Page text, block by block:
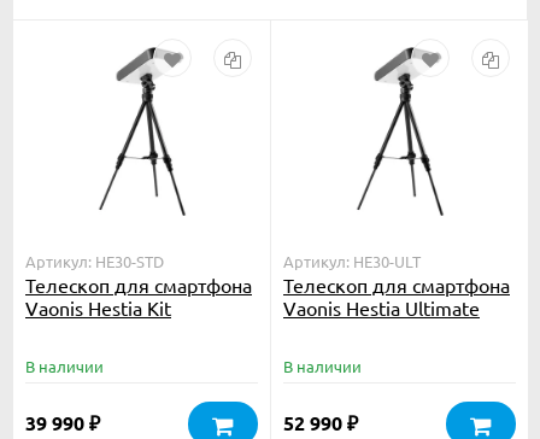
Артикул: HE30-STD
Телескоп для смартфона
Vaonis Hestia Kit
В наличии
39 990 ₽
Артикул: HE30-ULT
Телескоп для смартфона
Vaonis Hestia Ultimate
В наличии
52 990 ₽